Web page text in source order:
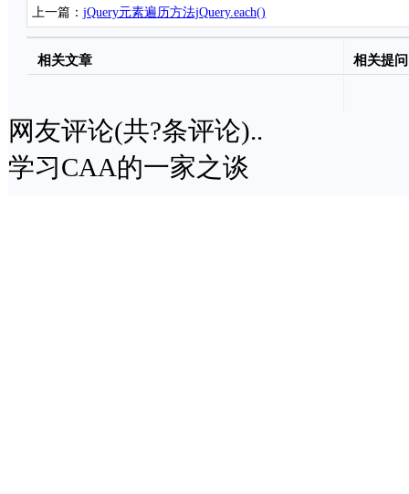
上一篇： jQuery元素遍历方法jQuery.each()
相关文章 相关提问
网友评论(共?条评论)..
学习CAA的一家之谈